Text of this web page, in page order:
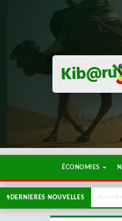
ÉCONOMIES
DERNIERES NOUVELLES Aucune